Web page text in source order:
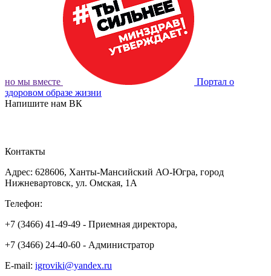
но мы вместе
Портал о
здоровом образе жизни
Напишите нам ВК
Контакты
Адрес: 628606, Ханты-Мансийский АО-Югра, город
Нижневартовск, ул. Омская, 1А
Телефон:
+7 (3466) 41-49-49 - Приемная директора,
+7 (3466) 24-40-60 - Администратор
E-mail: igroviki@yandex.ru